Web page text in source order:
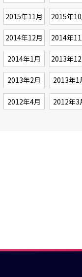
2015年11月 2015年
2014年12月 2014年
2014年1月 2013年
2013年2月 2013年1
2012年4月 2012年3